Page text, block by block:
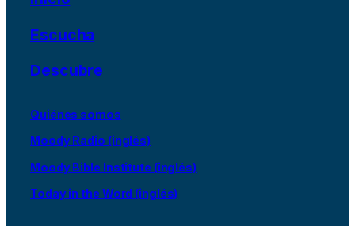
Escucha
Descubre
Quiénes somos
Moody Radio (inglés)
Moody Bible Institute (inglés)
Today in the Word (inglés)